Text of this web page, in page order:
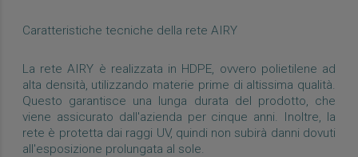
Caratteristiche tecniche della rete AIRY
La rete AIRY è realizzata in HDPE, ovvero polietilene ad
alta densità, utilizzando materie prime di altissima qualità.
Questo garantisce una lunga durata del prodotto, che
viene assicurato dall'azienda per cinque anni. Inoltre, la
rete è protetta dai raggi UV, quindi non subirà danni dovuti
all'esposizione prolungata al sole.